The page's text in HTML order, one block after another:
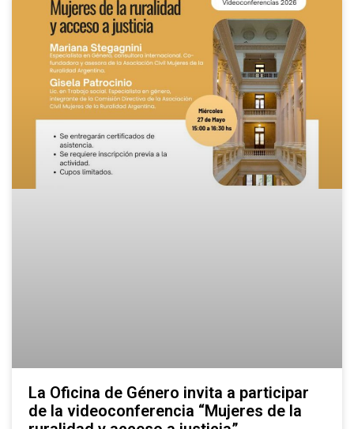
La Oficina de Género invita a participar
de la videoconferencia “Mujeres de la